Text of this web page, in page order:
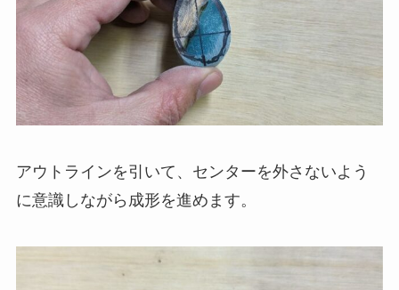
アウトラインを引いて、センターを外さないよう
に意識しながら成形を進めます。